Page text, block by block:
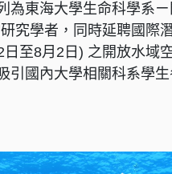
東海大學生命科學系
究學者，同時延聘國際
至8月2日) 之開放水域
國內大學相關科系學